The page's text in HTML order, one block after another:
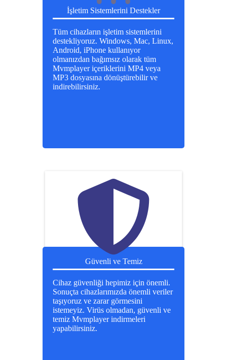
İşletim Sistemlerini Destekler
Tüm cihazların işletim sistemlerini
destekliyoruz. Windows, Mac, Linux,
Android, iPhone kullanıyor
olmanızdan bağımsız olarak tüm
Mvmplayer içeriklerini MP4 veya
MP3 dosyasına dönüştürebilir ve
indirebilirsiniz.
Güvenli ve Temiz
Cihaz güvenliği hepimiz için önemli.
Sonuçta cihazlarımızda önemli veriler
taşıyoruz ve zarar görmesini
istemeyiz. Virüs olmadan, güvenli ve
temiz Mvmplayer indirmeleri
yapabilirsiniz.